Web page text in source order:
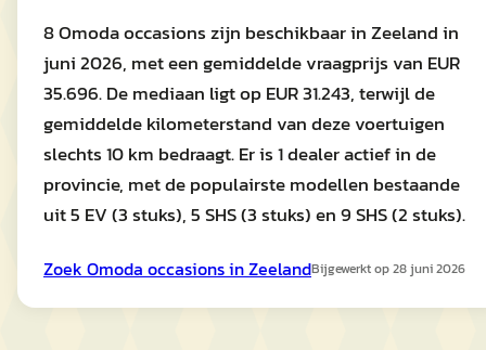
8 Omoda occasions zijn beschikbaar in Zeeland in
juni 2026, met een gemiddelde vraagprijs van EUR
35.696. De mediaan ligt op EUR 31.243, terwijl de
gemiddelde kilometerstand van deze voertuigen
slechts 10 km bedraagt. Er is 1 dealer actief in de
provincie, met de populairste modellen bestaande
uit 5 EV (3 stuks), 5 SHS (3 stuks) en 9 SHS (2 stuks).
Zoek Omoda occasions inZeelandBijgewerkt op28 juni 2026